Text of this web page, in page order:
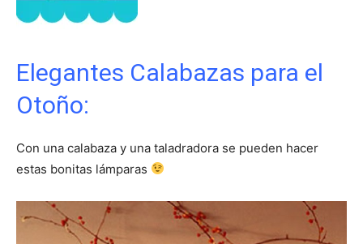
Elegantes Calabazas para el
Otoño:
Con una calabaza y una taladradora se pueden hacer
estas bonitas lámparas